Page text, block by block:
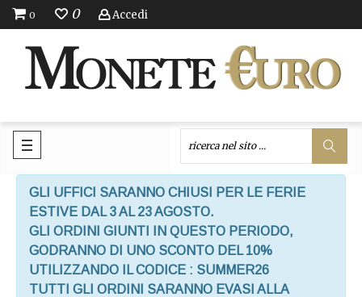
0 0 Accedi
GLI UFFICI SARANNO CHIUSI PER LE FERIE
ESTIVE DAL 3 AL 23 AGOSTO.
GLI ORDINI GIUNTI IN QUESTO PERIODO,
GODRANNO DI UNO SCONTO DEL 10%
UTILIZZANDO IL CODICE : SUMMER26
TUTTI GLI ORDINI SARANNO EVASI ALLA